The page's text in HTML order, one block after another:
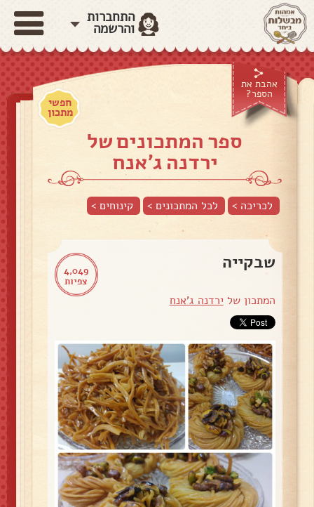
התחברות
והרשמה
אהבת את
הספר?
חפשי
מתכון
ספר המתכונים של
ירדנה ג'אנח
לכריכה > לכל המתכונים > קינוחים>
4,049
צפיות
שבקייה
המתכון של ירדנה ג'אנח